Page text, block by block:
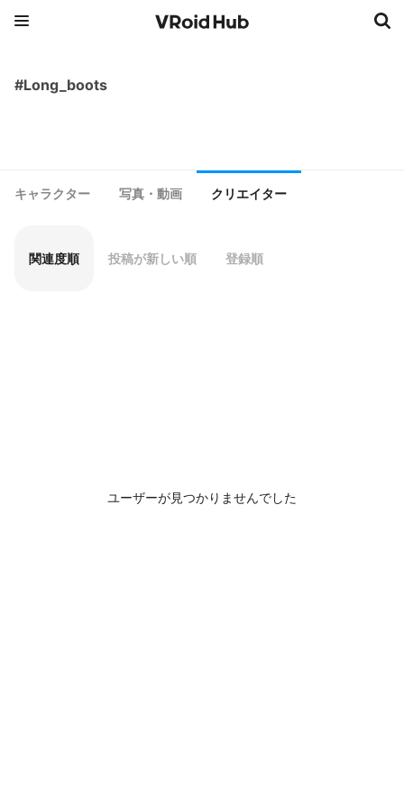
#Long_boots
キャラクター 写真・動画 クリエイター
関連度順 投稿が新しい順 登録順
ユーザーが見つかりませんでした